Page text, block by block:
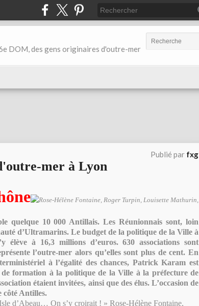
DOM, des gens originaires d'outre-mer
Publié par fxg
mer à Lyon
Rose-Hélène Fontaine, Roger Turpin, Louisette Mathurin,
quelque 10 000 Antillais. Les Réunionnais sont, loin
d’Ultramarins. Le budget de la politique de la Ville à
élève à 16,3 millions d’euros. 630 associations sont
l’outre-mer alors qu’elles sont plus de cent. En
à l’égalité des chances, Patrick Karam est
formation à la politique de la Ville à la préfecture de
étaient invitées, ainsi que des élus. L’occasion de
côté Antilles.
d’Abeau… On s’y croirait ! » Rose-Hélène Fontaine,